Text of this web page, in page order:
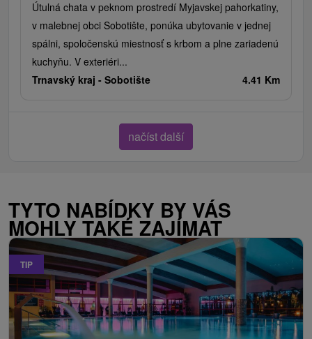
Útulná chata v peknom prostredí Myjavskej pahorkatiny,
v malebnej obci Sobotište, ponúka ubytovanie v jednej
spálni, spoločenskú miestnosť s krbom a plne zariadenú
kuchyňu. V exteriéri...
Trnavský kraj - Sobotište 4.41 Km
načíst další
TYTO NABÍDKY BY VÁS
MOHLY TAKÉ ZAJÍMAT
TIP